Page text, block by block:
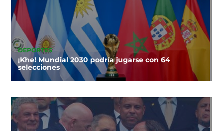
DEPORTES
¡Khe! Mundial 2030 podría jugarse con 64
selecciones